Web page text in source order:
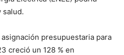
salud.
presupuestaria para
creció un 128 % en